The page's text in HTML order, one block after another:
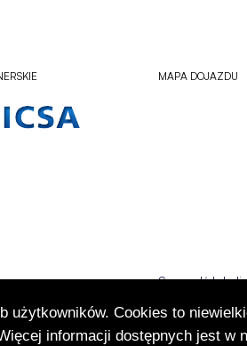
Cookies to
informacji dostępnych jest w
MAPA DOJAZDU
Sprawdź
się
w
nowej